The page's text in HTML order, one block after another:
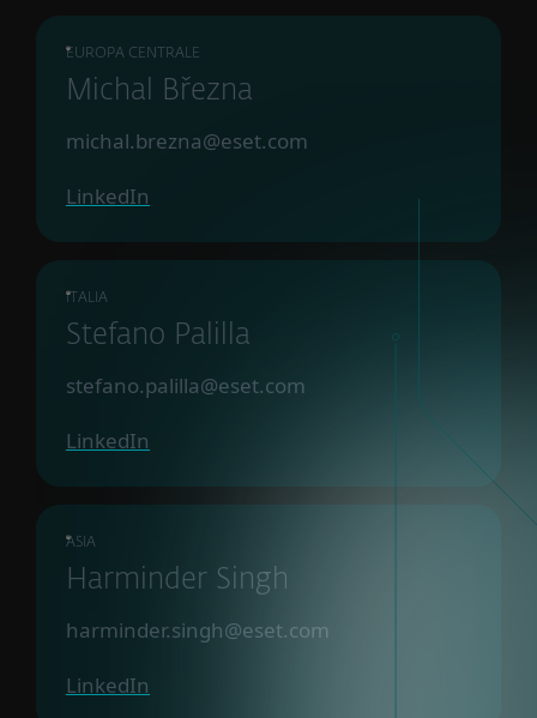
EUROPA CENTRALE
Michal Března
michal.brezna@eset.com
LinkedIn
ITALIA
Stefano Palilla
stefano.palilla@eset.com
LinkedIn
ASIA
Harminder Singh
harminder.singh@eset.com
LinkedIn